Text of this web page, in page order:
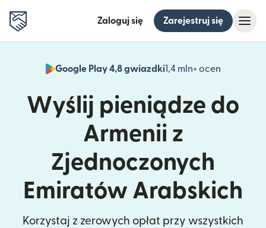
Zaloguj się Zarejestruj się
Google Play 4,8 gwiazdki1,4 mln+ ocen
(otwiera
Wyślij pieniądze do
Armenii z
Zjednoczonych
Emiratów Arabskich
Korzystaj z zerowych opłat przy wszystkich